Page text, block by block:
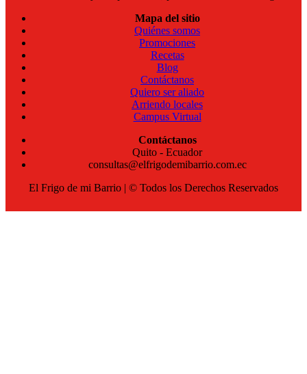
Mapa del sitio
Quiénes somos
Promociones
Recetas
Blog
Contáctanos
Quiero ser aliado
Arriendo locales
Campus Virtual
Contáctanos
Quito - Ecuador
consultas@elfrigodemibarrio.com.ec
El Frigo de mi Barrio | © Todos los Derechos Reservados